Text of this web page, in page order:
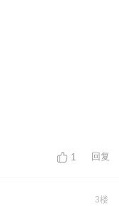
1 回复
3楼